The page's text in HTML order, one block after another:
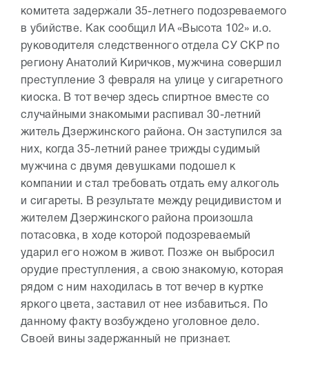
комитета задержали 35-летнего подозреваемого
в убийстве. Как сообщил ИА «Высота 102» и.о.
руководителя следственного отдела СУ СКР по
региону Анатолий Киричков, мужчина совершил
преступление 3 февраля на улице у сигаретного
киоска. В тот вечер здесь спиртное вместе со
случайными знакомыми распивал 30-летний
житель Дзержинского района. Он заступился за
них, когда 35-летний ранее трижды судимый
мужчина с двумя девушками подошел к
компании и стал требовать отдать ему алкоголь
и сигареты. В результате между рецидивистом и
жителем Дзержинского района произошла
потасовка, в ходе которой подозреваемый
ударил его ножом в живот. Позже он выбросил
орудие преступления, а свою знакомую, которая
рядом с ним находилась в тот вечер в куртке
яркого цвета, заставил от нее избавиться. По
данному факту возбуждено уголовное дело.
Своей вины задержанный не признает.